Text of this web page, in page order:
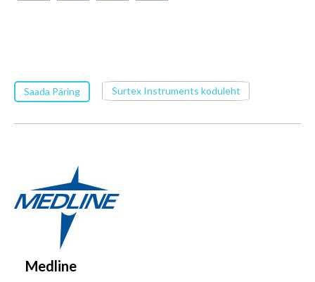
Saada Päring Surtex Instruments koduleht
Medline